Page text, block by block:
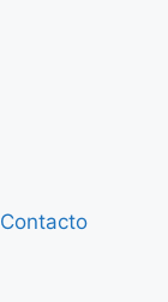
Contacto